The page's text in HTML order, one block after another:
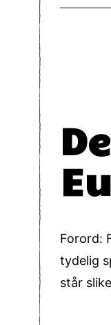
Forord:
tydelig
står